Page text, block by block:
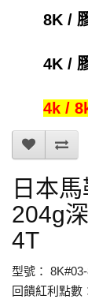
8K /
4K /
4k /
日本
204g
4T
型號：
回饋紅利點數